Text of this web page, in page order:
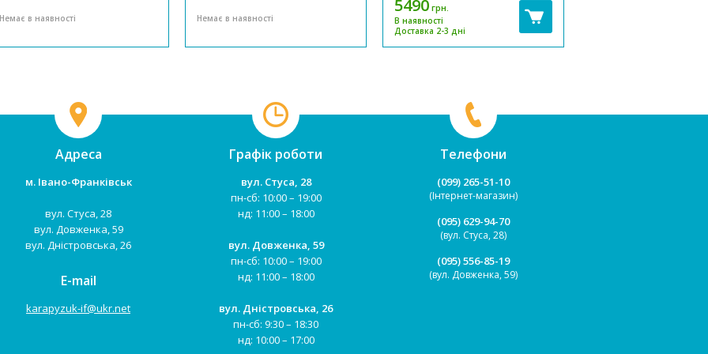
комплектація і надійна
прогулянки на свіжому повітрі
Немає в наявності
велосипеда виконана зі
не дасть його рамі
Немає в наявності
має дуже легку вагу, в порівнянні
з велосипедами на сталевій рамі,
різниця приблизно становить від
3 до 4 кілограмів залежно від
5490 грн.
В наявності
Доставка 2-3 дні
Адреса
м. Івано-Франківськ
вул. Стуса, 28
вул. Довженка, 59
вул. Дністровська, 26
E-mail
karapyzuk-if@ukr.net
Графік роботи
вул. Стуса, 28
пн-сб: 10:00 – 19:00
нд: 11:00 – 18:00
вул. Довженка, 59
пн-сб: 10:00 – 19:00
нд: 11:00 – 18:00
вул. Дністровська, 26
пн-сб: 9:30 – 18:30
нд: 10:00 – 17:00
Телефони
(099) 265-51-10
(Інтернет-магазин)
(095) 629-94-70
(вул. Стуса, 28)
(095) 556-85-19
(вул. Довженка, 59)